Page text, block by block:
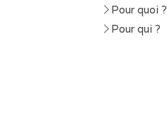
Pour quoi ?
Pour qui ?